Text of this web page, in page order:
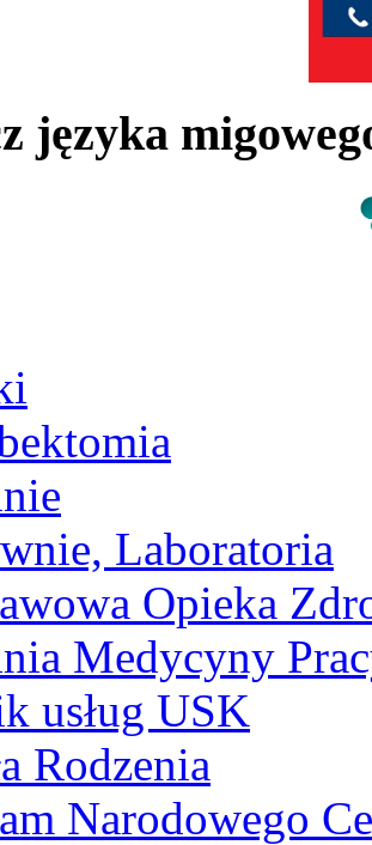
języka
Laboratoria
Opieka
Medycyny
usług USK
Rodzenia
Narodowego